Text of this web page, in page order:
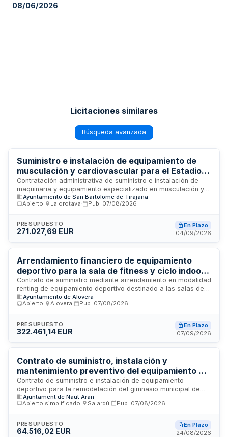
08/06/2026
Licitaciones similares
Búsqueda avanzada
Suministro e instalación de equipamiento de
musculación y cardiovascular para el Estadio
Municipal de Maspalomas
Contratación administrativa de suministro e instalación de
maquinaria y equipamiento especializado en musculación y
entrenamiento cardiovascular destinado a las instalaciones
deportivas del Estadio Municipal de Maspalomas. El
tramitación abierta ordinaria, siendo adjudicado conforme a
criterio de mejor relación calidad-precio. La entidad
competencias en materia de gestión de instalaciones
deportivas e infraestructuras públicas.
Ayuntamiento de San Bartolomé de Tirajana
Abierto
La orotava Pub. 07/08/2026
PRESUPUESTO
271.027,69 EUR
En Plazo
04/09/2026
Arrendamiento financiero de equipamiento
deportivo para la sala de fitness y ciclo indoor
del Polideportivo Municipal La Dehesa mediante
renting
Contrato de suministro mediante arrendamiento en modalidad
renting de equipamiento deportivo destinado a las salas de
fitness y ciclo indoor del Polideportivo Municipal La Dehesa.
El suministro incluye la entrega, instalación, puesta en
formación del equipamiento deportivo y sus accesorios. Se
trata de un contrato plurianual administrativo de naturaleza
Contratos del Sector Público, que será licitado mediante
procedimiento abierto.
Ayuntamiento de Alovera
Abierto
Alovera Pub. 07/08/2026
PRESUPUESTO
322.461,14 EUR
En Plazo
07/09/2026
Contrato de suministro, instalación y
mantenimiento preventivo del equipamiento del
gimnasio municipal de Gessa en Naut Arán
Contrato de suministro e instalación de equipamiento
deportivo para la remodelación del gimnasio municipal de
Gessa, situado en Naut Arán. Incluye transporte, montaje,
instalación, puesta en funcionamiento, retirada de material
mantenimiento preventivo durante cuatro años con cuatro
visitas anuales. El proyecto tiene por objeto modernizar las
Ajuntament de Naut Aran
Abierto simplificado
Salardú Pub. 07/08/2026
PRESUPUESTO
64.516,02 EUR
En Plazo
24/08/2026